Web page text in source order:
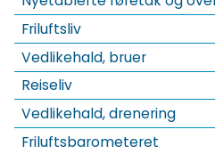
Friluftsliv
Vedlikehald, bruer
Reiseliv
Vedlikehald, drenering
Friluftsbarometeret